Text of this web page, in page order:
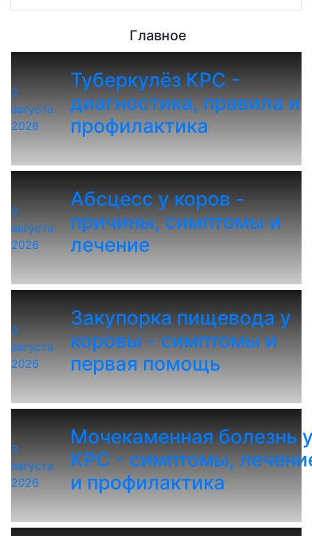
Главное
3
августа
2026
Туберкулёз КРС -
диагностика, правила и
профилактика
3
августа
2026
Абсцесс у коров -
причины, симптомы и
лечение
3
августа
2026
Закупорка пищевода у
коровы - симптомы и
первая помощь
3
августа
2026
Мочекаменная болезнь
КРС - симптомы,
и профилактика